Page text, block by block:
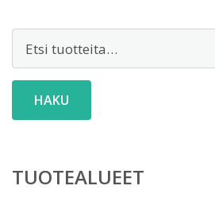
HAKU
TUOTEALUEET